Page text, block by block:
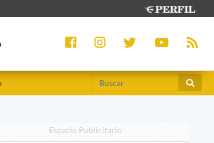
Espacio Publicitario